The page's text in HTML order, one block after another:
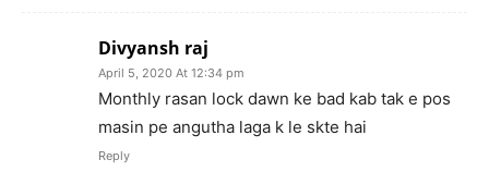
Divyansh raj
April 5, 2020 At 12:34 pm
Monthly rasan lock dawn ke bad kab tak e pos
masin pe angutha laga k le skte hai
Reply